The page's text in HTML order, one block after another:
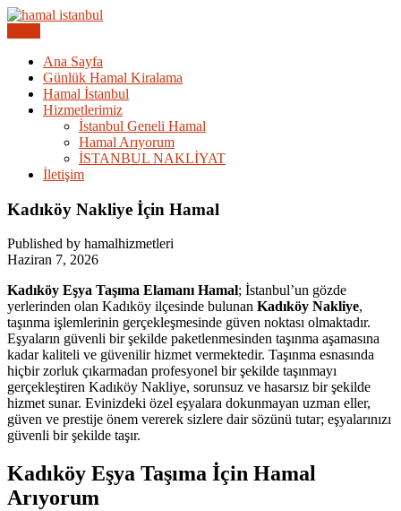
Skip
İstanbul Günlük Hamal |
Hamal Arıyorum Hamal Lazım
Ana Sayfa
Günlük Hamal Kiralama
Hamal İstanbul
Hizmetlerimiz
İstanbul Geneli Hamal
Hamal Arıyorum
İSTANBUL NAKLİYAT
İletişim
Kadıköy Nakliye İçin Hamal
Published by hamalhizmetleri
Haziran 7, 2026
Kadıköy Eşya Taşıma Elamanı Hamal; İstanbul’un gözde
yerlerinden olan Kadıköy ilçesinde bulunan Kadıköy Nakliye,
taşınma işlemlerinin gerçekleşmesinde güven noktası olmaktadır.
Eşyaların güvenli bir şekilde paketlenmesinden taşınma aşamasına
kadar kaliteli ve güvenilir hizmet vermektedir. Taşınma esnasında
hiçbir zorluk çıkarmadan profesyonel bir şekilde taşınmayı
gerçekleştiren Kadıköy Nakliye, sorunsuz ve hasarsız bir şekilde
hizmet sunar. Evinizdeki özel eşyalara dokunmayan uzman eller,
güven ve prestije önem vererek sizlere dair sözünü tutar; eşyalarınızı
güvenli bir şekilde taşır.
Kadıköy Eşya Taşıma İçin Hamal
Arıyorum